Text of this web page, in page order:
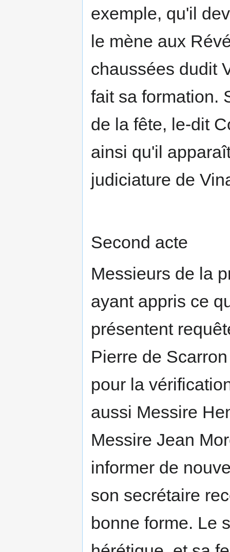
exemple, qu'il
le mène aux
chaussées dudit
fait sa formation.
de la fête, le-dit
ainsi qu'il
judiciature de
Second acte
Messieurs de la
ayant appris ce
présentent
Pierre de
pour la
aussi Messire
Messire Jean
informer de
son secrétaire
bonne forme. Le